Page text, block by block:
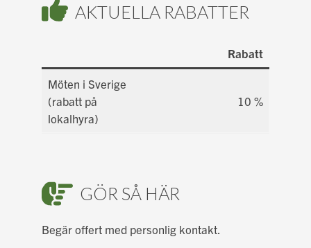
AKTUELLA RABATTER
Rabatt
Möten i Sverige
(rabatt på
lokalhyra)
10 %
GÖR SÅ HÄR
Begär offert med personlig kontakt.